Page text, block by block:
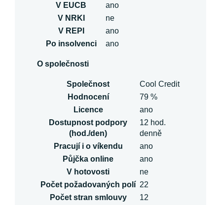
V EUCB
ano
V NRKI
ne
V REPI
ano
Po insolvenci
ano
O společnosti
Společnost
Cool Credit
Hodnocení
79 %
Licence
ano
Dostupnost podpory
(hod./den)
12 hod.
denně
Pracují i o víkendu
ano
Půjčka online
ano
V hotovosti
ne
Počet požadovaných polí 22
Počet stran smlouvy
12